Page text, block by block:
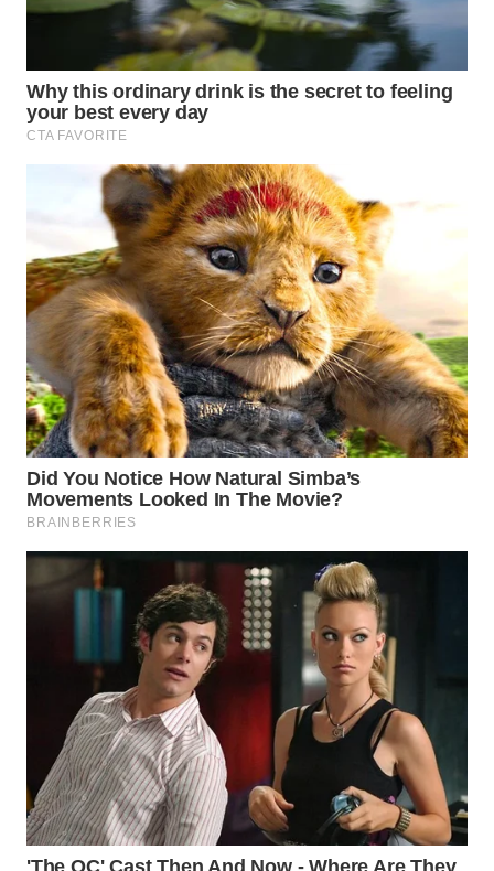
PRIANGAN
TIMUR
SEMARANG
SOLO
WN
BOROBUDUR
WN
MADURA
WN
SURABAYA
WN
NATUNA
BINTAN
WN
MANDALIKA
WN
LIKUPANG